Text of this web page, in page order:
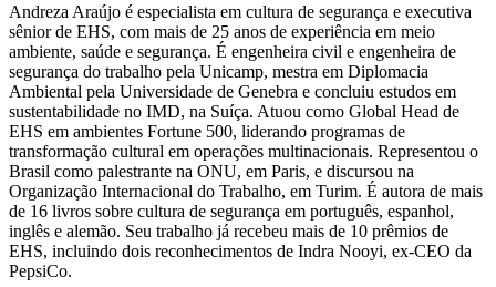
Andreza Araújo é especialista em cultura de segurança e executiva
sênior de EHS, com mais de 25 anos de experiência em meio
ambiente, saúde e segurança. É engenheira civil e engenheira de
segurança do trabalho pela Unicamp, mestra em Diplomacia
Ambiental pela Universidade de Genebra e concluiu estudos em
sustentabilidade no IMD, na Suíça. Atuou como Global Head de
EHS em ambientes Fortune 500, liderando programas de
transformação cultural em operações multinacionais. Representou o
Brasil como palestrante na ONU, em Paris, e discursou na
Organização Internacional do Trabalho, em Turim. É autora de mais
de 16 livros sobre cultura de segurança em português, espanhol,
inglês e alemão. Seu trabalho já recebeu mais de 10 prêmios de
EHS, incluindo dois reconhecimentos de Indra Nooyi, ex-CEO da
PepsiCo.